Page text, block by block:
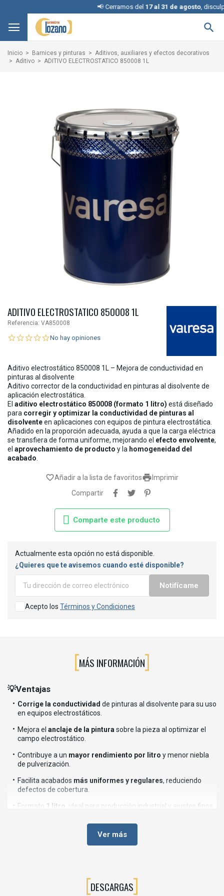
📢 Cerramos del17 al 31 de agosto, disculpe

Inicio Barnices y pinturas
Aditivos, auxiliares y efectos decorativos
Aditivo
ADITIVO ELECTROSTATICO 850008 1L
ADITIVO ELECTROSTATICO 850008 1L
Referencia: VA850008
No hay opiniones
Aditivo electrostático 850008 1L – Mejora de conductividad en
pinturas al disolvente
Aditivo corrector de la conductividad en pinturas al disolvente de
aplicación electrostática.
El aditivo electrostático 850008 (formato 1 litro) está diseñado
para corregir y optimizar la conductividad de pinturas al
disolventeen aplicaciones con equipos de pintura electrostática.
Añadido en la proporción adecuada, ayuda a que la carga eléctrica
se transfiera de forma uniforme, mejorando el efecto envolvente,
el aprovechamiento de producto y la homogeneidad del
acabado
 Imprimir
favorite_borderAñadir a la lista de favoritos
Compartir
Comparte este producto
Actualmente esta opción no está disponible.
¿Quieres que te avisemos cuando esté disponible?
Notifícame
Acepto los Términos y Condiciones
MÁS INFORMACIÓN
💡Ventajas
Corrige la conductividad de pinturas al disolvente para su uso
en equipos electrostáticos.
Mejora el anclaje de la pintura sobre la pieza al optimizar el
campo electrostático.
Contribuye a un mayor rendimiento por litro y menor niebla
de pulverización.
Facilita acabados más uniformes y regulares, reduciendo
defectos de cobertura.
Formato 1 litro , ideal para producción industrial y ajustes finos
⚙️Aplicaciones recomendadas
carpintería metálica, cerrajería,
calderería, carrocería industrial, etc.
Ver más
DESCARGAS